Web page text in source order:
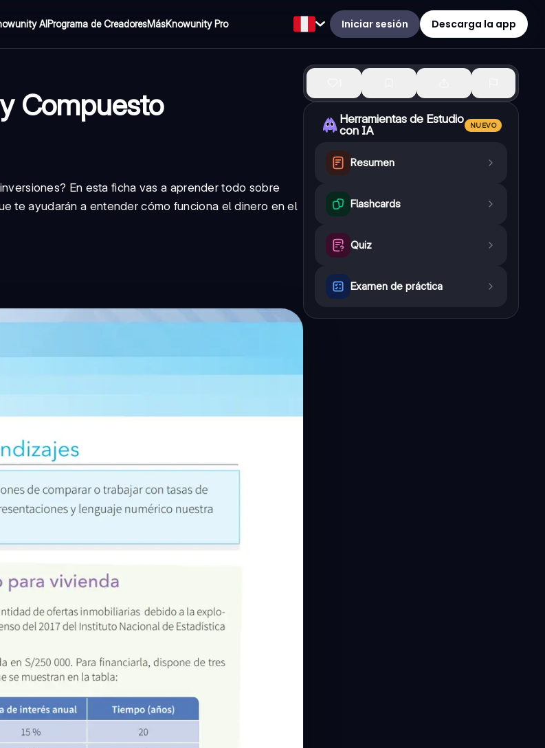
AIPrograma de CreadoresMásKnowunity Pro Iniciar sesión Descarga la app
Compuesto
En esta ficha vas a aprender todo sobre
te ayudarán a entender cómo funciona el dinero en el
Herramientas de Estudio
con IA
NUEVO
Resumen
Flashcards
Quiz
Examen de práctica